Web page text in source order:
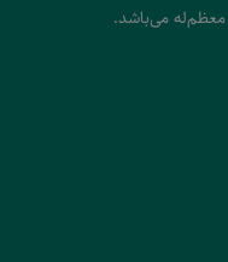
معظم‌له می‌باشد.